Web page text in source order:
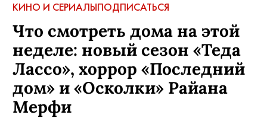
КИНО И СЕРИАЛЫПОДПИСАТЬСЯ
Что смотреть дома на этой
неделе: новый сезон «Теда
Лассо», хоррор «Последний
дом» и «Осколки» Райана
Мерфи